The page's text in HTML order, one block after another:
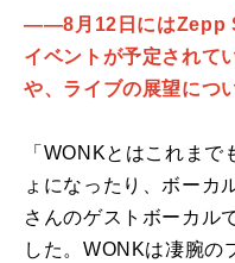
――8月12日にはZepp
イベントが予定されて
や、ライブの展望につ
「WONKとはこれま
ょになったり、ボーカ
さんのゲストボーカル
した。WONKは凄腕の